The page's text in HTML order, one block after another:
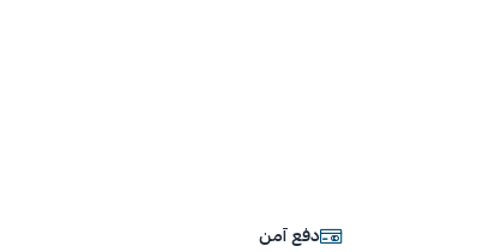
دفع آمن